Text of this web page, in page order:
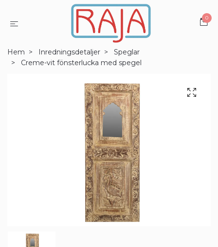
0
Hem Inredningsdetaljer
Speglar
Creme-vit fönsterlucka med spegel